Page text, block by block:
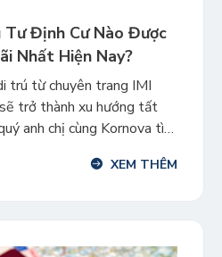
Tư Định Cư Nào Được
Nhất Hiện Nay?
trú từ chuyên trang IMI
trở thành xu hướng tất
anh chị cùng Kornova tìm
nay. Số liệu được chuyên
XEM THÊM